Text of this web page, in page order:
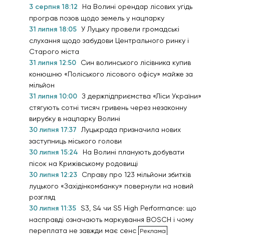
3 серпня 18:12
На Волині орендар лісових угідь
програв позов щодо земель у нацпарку
31 липня 18:05 У Луцьку провели громадські
слухання щодо забудови Центрального ринку і
Старого міста
31 липня 12:50
Син волинського лісівника купив
конюшню «Поліського лісового офісу» майже за
мільйон
31 липня 10:00 З держпідприємства «Ліси України»
стягують сотні тисяч гривень через незаконну
вирубку в нацпарку Волині
30 липня 17:37
Луцькрада призначила нових
заступниць міського голови
30 липня 15:24
На Волині планують добувати
пісок на Крижівському родовищі
30 липня 12:23
Справу про 123 мільйони збитків
луцького «Західінкомбанку» повернули на новий
розгляд
30 липня 11:35 S3, S4 чи S5 High Performance: що
насправді означають маркування BOSCH і чому
переплата не завжди має сенс